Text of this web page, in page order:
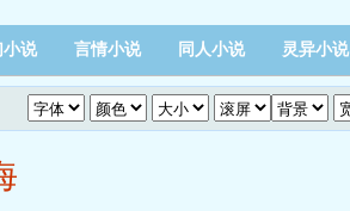
小说 言情小说 同人小说 灵异小说